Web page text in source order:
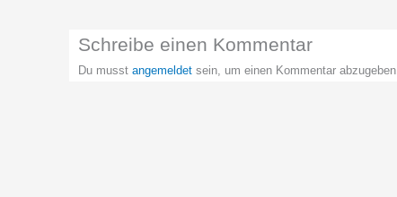
Schreibe einen Kommentar
Du musst angemeldet sein, um einen Kommentar abzugeben.